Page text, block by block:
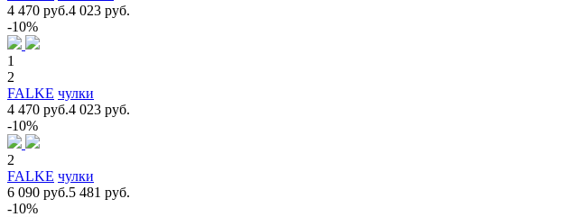
4 470 руб.4 023 руб.
-10%
1
2
FALKE чулки
4 470 руб.4 023 руб.
-10%
2
FALKE чулки
6 090 руб.5 481 руб.
-10%